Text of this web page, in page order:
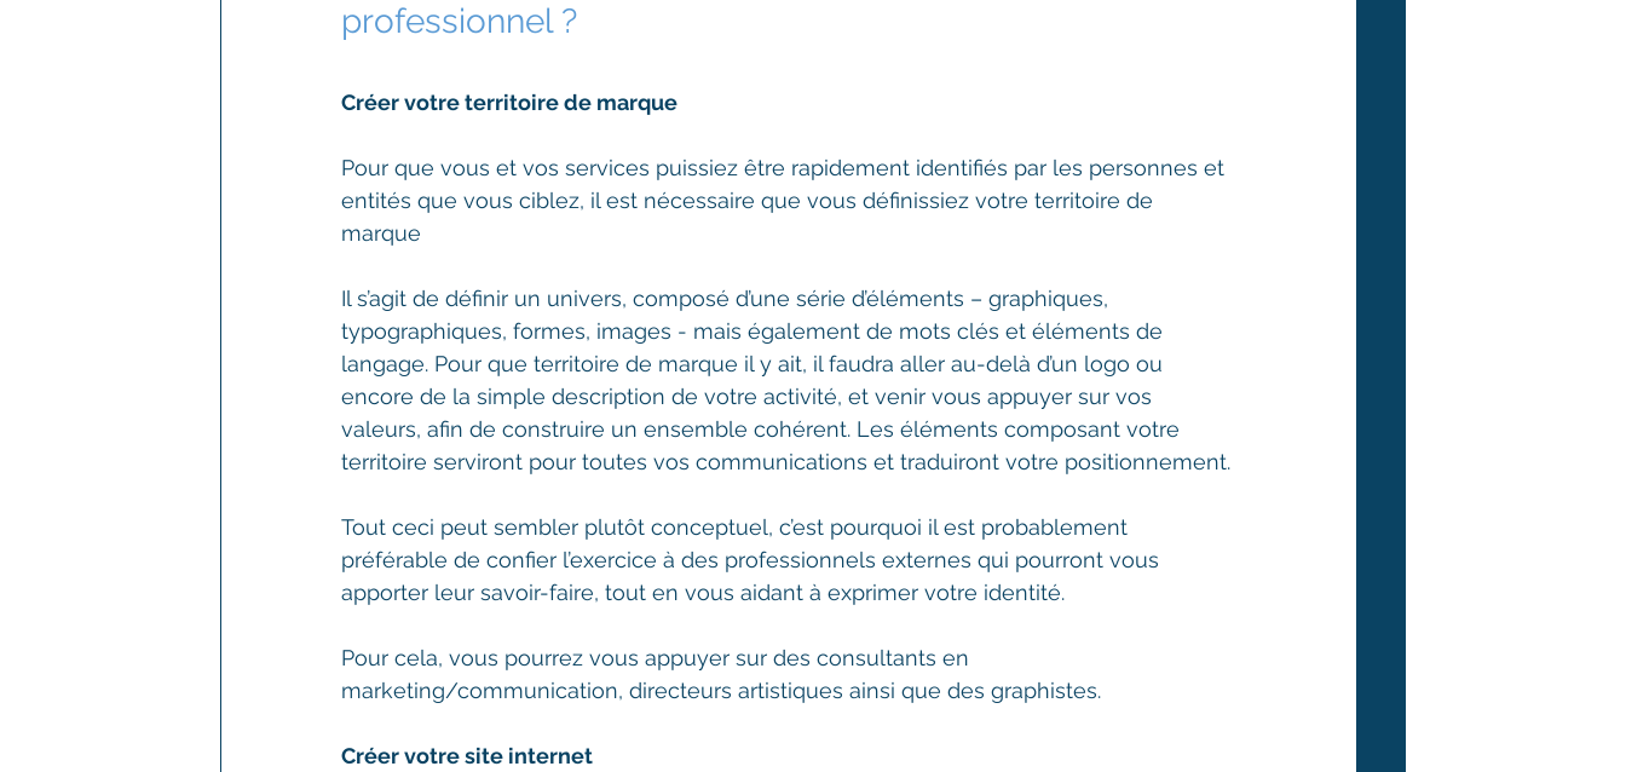
professionnel ?
Créer votre territoire de marque
Pour que vous et vos services puissiez être rapidement identifiés par les personnes et
entités que vous ciblez, il est nécessaire que vous définissiez votre territoire de
marque
Il s’agit de définir un univers, composé d’une série d’éléments – graphiques,
typographiques, formes, images - mais également de mots clés et éléments de
langage. Pour que territoire de marque il y ait, il faudra aller au-delà d’un logo ou
encore de la simple description de votre activité, et venir vous appuyer sur vos
valeurs, afin de construire un ensemble cohérent. Les éléments composant votre
territoire serviront pour toutes vos communications et traduiront votre positionnement.
Tout ceci peut sembler plutôt conceptuel, c’est pourquoi il est probablement
préférable de confier l’exercice à des professionnels externes qui pourront vous
apporter leur savoir-faire, tout en vous aidant à exprimer votre identité.
Pour cela, vous pourrez vous appuyer sur des consultants en
marketing/communication, directeurs artistiques ainsi que des graphistes.
Créer votre site internet